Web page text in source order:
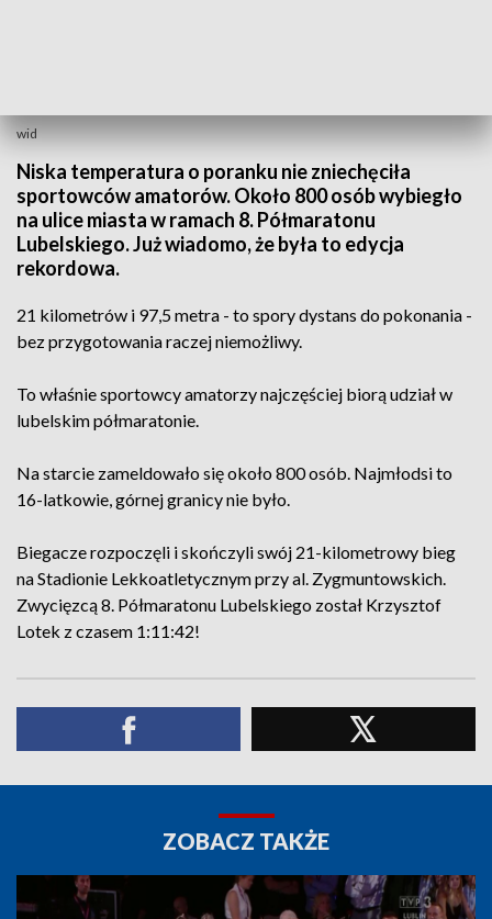
wid
Niska temperatura o poranku nie zniechęciła
sportowców amatorów. Około 800 osób wybiegło
na ulice miasta w ramach 8. Półmaratonu
Lubelskiego. Już wiadomo, że była to edycja
rekordowa.
21 kilometrów i 97,5 metra - to spory dystans do pokonania -
bez przygotowania raczej niemożliwy.
To właśnie sportowcy amatorzy najczęściej biorą udział w
lubelskim półmaratonie.
Na starcie zameldowało się około 800 osób. Najmłodsi to
16-latkowie, górnej granicy nie było.
Biegacze rozpoczęli i skończyli swój 21-kilometrowy bieg
na Stadionie Lekkoatletycznym przy al. Zygmuntowskich.
Zwycięzcą 8. Półmaratonu Lubelskiego został Krzysztof
Lotek z czasem 1:11:42!
ZOBACZ TAKŻE